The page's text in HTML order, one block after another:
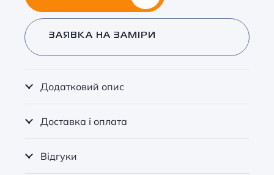
Alternative:
ЗАЯВКА НА ЗАМІРИ
Додатковий опис
Доставка і оплата
Відгуки